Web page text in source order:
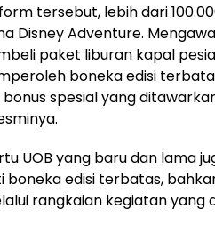
tersebut, lebih dari
Disney Adventure.
paket liburan kapal
boneka edisi
spesial yang
UOB yang baru dan lama
boneka edisi terbatas,
rangkaian kegiatan